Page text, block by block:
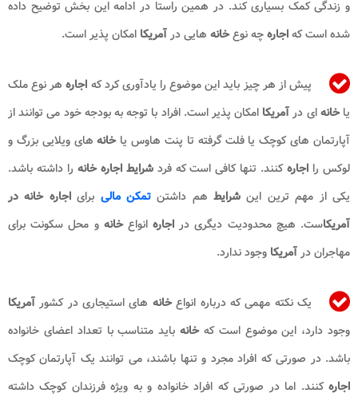
و زندگی کمک بسیاری کند. در همین راستا در ادامه این بخش توضیح داده
شده است کهاجارهچه نوعخانه هایی درآمریکا امکان پذیر است.
پیش از هر چیز باید این موضوع را یادآوری کرد که اجاره هر نوع ملک
یاخانهای درآمریکا امکان پذیر است. افراد با توجه به بودجه خود می توانند از
آپارتمان های کوچک یا فلت گرفته تا پنت هاوس یاخانههای ویلایی بزرگ و
لوکس را اجارهکنند. تنها کافی است که فردشرایط اجاره خانه را داشته باشد.
یکی از مهم ترین این شرایطهم داشتنتمکن مالی برایاجاره خانه در
آمریکاست. هیچ محدودیت دیگری در اجارهانواعخانهو محل سکونت برای
مهاجران درآمریکا وجود ندارد.
یک نکته مهمی که درباره انواعخانه های استیجاری در کشور آمریکا
وجود دارد، این موضوع است کهخانه باید متناسب با تعداد اعضای خانواده
باشد. در صورتی که افراد مجرد و تنها باشند، می توانند یک آپارتمان کوچک
اجارهکنند. اما در صورتی که افراد خانواده و به ویژه فرزندان کوچک داشته